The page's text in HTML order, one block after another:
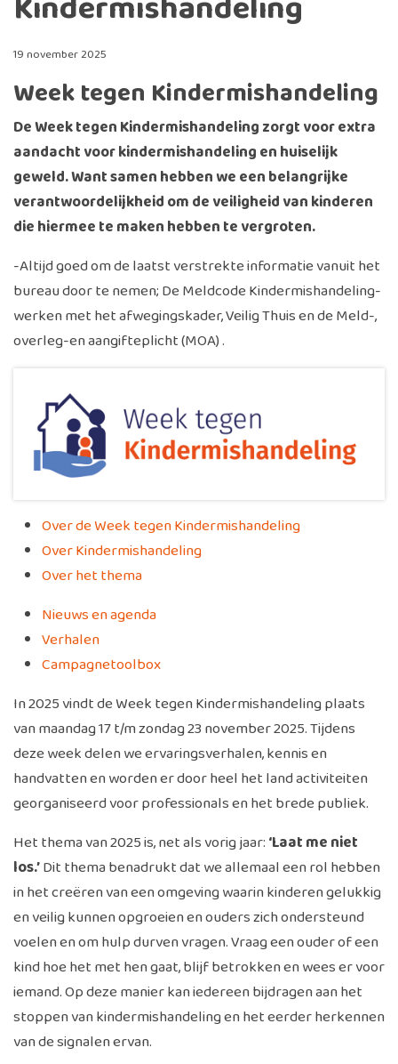
19 november 2025
Week tegen Kindermishandeling
De Week tegen Kindermishandeling zorgt voor extra
aandacht voor kindermishandeling en huiselijk
geweld. Want samen hebben we een belangrijke
verantwoordelijkheid om de veiligheid van kinderen
die hiermee te maken hebben te vergroten.
-Altijd goed om de laatst verstrekte informatie vanuit het
bureau door te nemen; De Meldcode Kindermishandeling-
werken met het afwegingskader, Veilig Thuis en de Meld-,
overleg-en aangifteplicht (MOA) .
Over de Week tegen Kindermishandeling
Over Kindermishandeling
Over het thema
Nieuws en agenda
Verhalen
Campagnetoolbox
In 2025 vindt de Week tegen Kindermishandeling plaats
van maandag 17 t/m zondag 23 november 2025. Tijdens
deze week delen we ervaringsverhalen, kennis en
handvatten en worden er door heel het land activiteiten
georganiseerd voor professionals en het brede publiek.
Het thema van 2025 is, net als vorig jaar:‘Laat me niet
los.’Dit thema benadrukt dat we allemaal een rol hebben
in het creëren van een omgeving waarin kinderen gelukkig
en veilig kunnen opgroeien en ouders zich ondersteund
voelen en om hulp durven vragen. Vraag een ouder of een
kind hoe het met hen gaat, blijf betrokken en wees er voor
iemand. Op deze manier kan iedereen bijdragen aan het
stoppen van kindermishandeling en het eerder herkennen
van de signalen ervan.